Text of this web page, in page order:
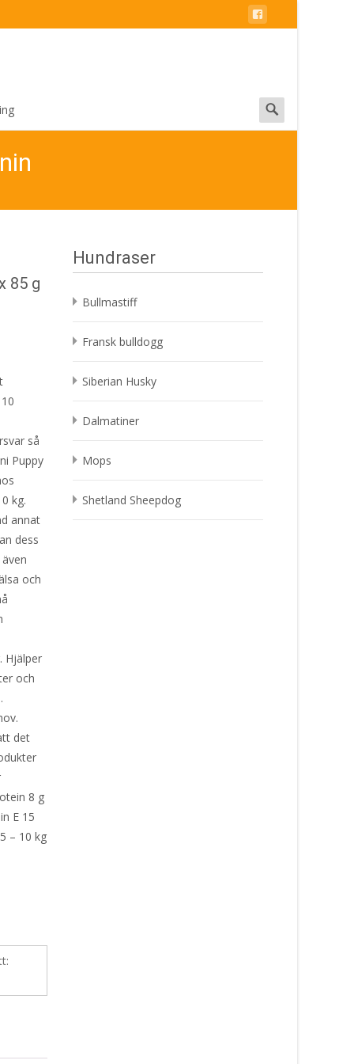
Search
for:
85 g
så
Puppy
kg.
annat
dess
och
Hjälper
och
det
8 g
E 15
– 10 kg
Hundraser
Bullmastiff
Fransk bulldogg
Siberian Husky
Dalmatiner
Mops
Shetland Sheepdog